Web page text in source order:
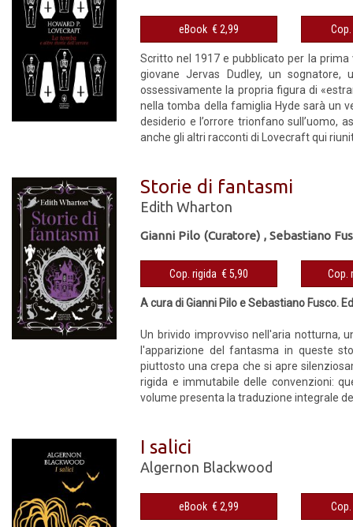
eBook € 2,99
Scritto nel 1917 e pubblicato per la
giovane Jervas Dudley, un
ossessivamente la propria figura di
nella tomba della famiglia Hyde sarà un
desiderio e l’orrore trionfano sull’uomo,
anche gli altri racconti di Lovecraft qui
Storie di fantasmi
Edith Wharton
Gianni Pilo (Curatore) ,Sebastiano
Cop. rigida € 5,90
A cura di Gianni Pilo e Sebastiano Fusco.
Un brivido improvviso nell'aria notturna,
l'apparizione del fantasma in queste
piuttosto una crepa che si apre
rigida e immutabile delle convenzioni:
volume presenta la traduzione integrale
I salici
Algernon Blackwood
eBook € 2,99